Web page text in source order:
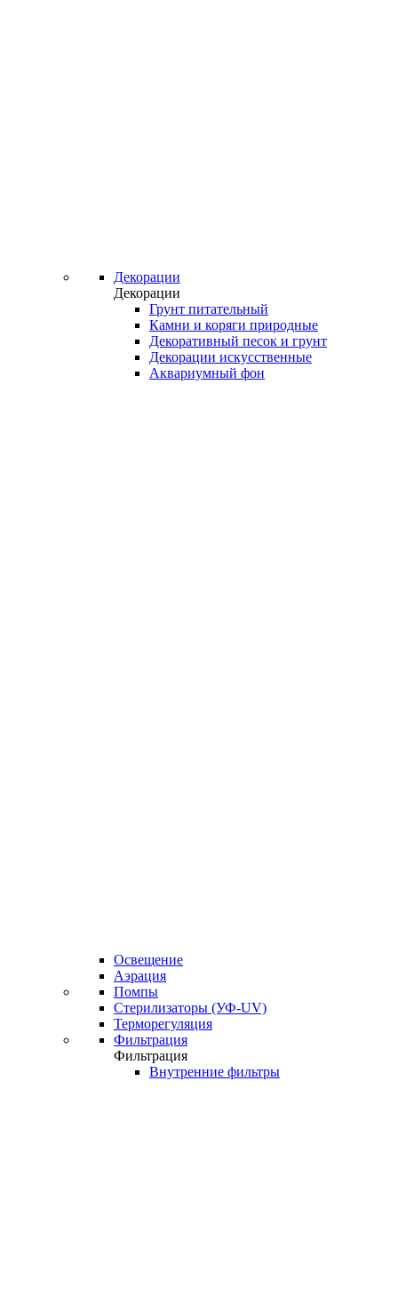
Декорации
Декорации
Грунт питательный
Камни и коряги природные
Декоративный песок и грунт
Декорации искусственные
Аквариумный фон
Освещение
Аэрация
Помпы
Стерилизаторы (УФ-UV)
Терморегуляция
Фильтрация
Фильтрация
Внутренние фильтры